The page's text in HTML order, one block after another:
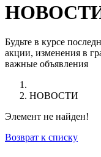
Будьте в курсе
акции, изменения в
важные объявления
НОВОСТИ
Элемент не найден!
Возврат к списку